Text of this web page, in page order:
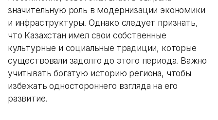
значительную роль в модернизации экономики
и инфраструктуры. Однако следует признать,
что Казахстан имел свои собственные
культурные и социальные традиции, которые
существовали задолго до этого периода. Важно
учитывать богатую историю региона, чтобы
избежать одностороннего взгляда на его
развитие.